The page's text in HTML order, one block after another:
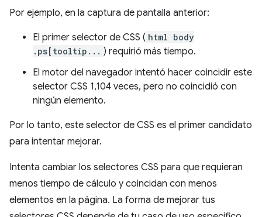
Por ejemplo, en la captura de pantalla anterior:
El primer selector de CSS ( html body
.ps[tooltip... ) requirió más tiempo.
El motor del navegador intentó hacer coincidir este
selector CSS 1,104 veces, pero no coincidió con
ningún elemento.
Por lo tanto, este selector de CSS es el primer candidato
para intentar mejorar.
Intenta cambiar los selectores CSS para que requieran
menos tiempo de cálculo y coincidan con menos
elementos en la página. La forma de mejorar tus